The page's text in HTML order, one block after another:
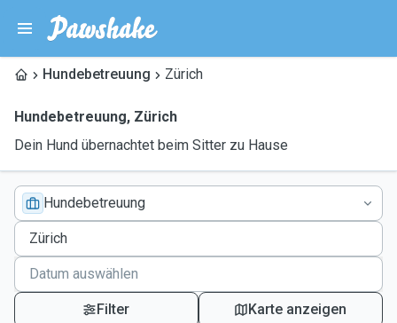
Hundebetreuung Zürich
Hundebetreuung, Zürich
Dein Hund übernachtet beim Sitter zu Hause
Hundebetreuung
Filter Karte anzeigen